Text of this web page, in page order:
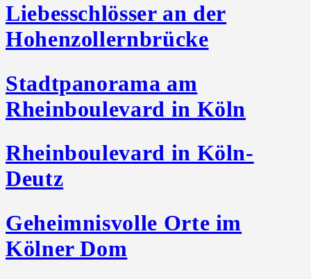
Liebesschlösser an der
Hohenzollernbrücke
Stadtpanorama am
Rheinboulevard in Köln
Rheinboulevard in Köln-
Deutz
Geheimnisvolle Orte im
Kölner Dom